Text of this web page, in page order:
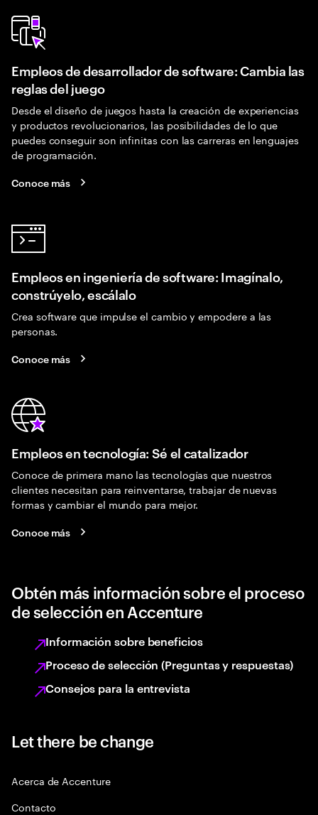
Empleos de desarrollador de software: Cambia las
reglas del juego
Desde el diseño de juegos hasta la creación de experiencias
y productos revolucionarios, las posibilidades de lo que
puedes conseguir son infinitas con las carreras en lenguajes
de programación.
Conoce más
Empleos en ingeniería de software: Imagínalo,
constrúyelo, escálalo
Crea software que impulse el cambio y empodere a las
personas.
Conoce más
Empleos en tecnología: Sé el catalizador
Conoce de primera mano las tecnologías que nuestros
clientes necesitan para reinventarse, trabajar de nuevas
formas y cambiar el mundo para mejor.
Conoce más
Obtén más información sobre el proceso
de selección en Accenture
Información sobre beneficios
Proceso de selección (Preguntas y respuestas)
Consejos para la entrevista
Let there be change
Acerca de Accenture
Contacto